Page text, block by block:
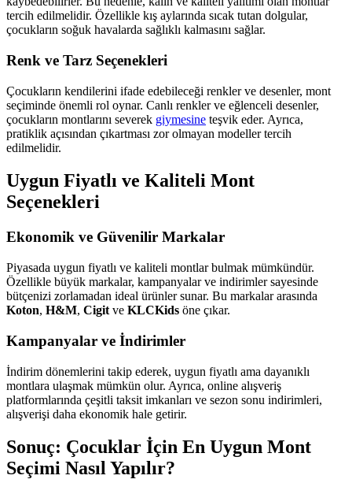
tercih edilmelidir. Özellikle kış aylarında sıcak tutan dolgular,
çocukların soğuk havalarda sağlıklı kalmasını sağlar.
Renk ve Tarz Seçenekleri
Çocukların kendilerini ifade edebileceği renkler ve desenler, mont
seçiminde önemli rol oynar. Canlı renkler ve eğlenceli desenler,
çocukların montlarını severek giymesine teşvik eder. Ayrıca,
pratiklik açısından çıkartması zor olmayan modeller tercih
edilmelidir.
Uygun Fiyatlı ve Kaliteli Mont
Seçenekleri
Ekonomik ve Güvenilir Markalar
Piyasada uygun fiyatlı ve kaliteli montlar bulmak mümkündür.
Özellikle büyük markalar, kampanyalar ve indirimler sayesinde
bütçenizi zorlamadan ideal ürünler sunar. Bu markalar arasında
Koton, H&M, Cigit ve KLCKids öne çıkar.
Kampanyalar ve İndirimler
İndirim dönemlerini takip ederek, uygun fiyatlı ama dayanıklı
montlara ulaşmak mümkün olur. Ayrıca, online alışveriş
platformlarında çeşitli taksit imkanları ve sezon sonu indirimleri,
alışverişi daha ekonomik hale getirir.
Sonuç: Çocuklar İçin En Uygun Mont
Seçimi Nasıl Yapılır?